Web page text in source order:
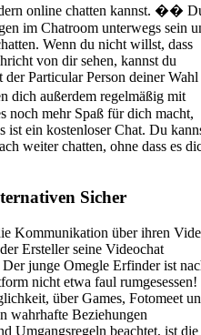
online chatten kannst. ��
im Chatroom unterwegs sein
Wenn du nicht willst, dass
von dir sehen, kannst du
Particular Person deiner Wahl
außerdem regelmäßig mit
noch mehr Spaß für dich macht,
ist ein kostenloser Chat. Du
weiter chatten, ohne dass es
Sicher
Kommunikation über ihren
Ersteller seine Videochat
junge Omegle Erfinder ist
nicht etwa faul rumgesessen!
über Games, Fotomeet
wahrhafte Beziehungen
Umgangsregeln beachtet, ist die